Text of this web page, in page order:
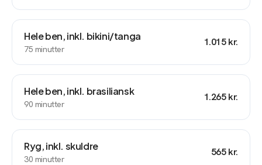
Hele ben, inkl. bikini/tanga
75 minutter
1.015 kr.
Hele ben, inkl. brasiliansk
90 minutter
1.265 kr.
Ryg, inkl. skuldre
30 minutter
565 kr.